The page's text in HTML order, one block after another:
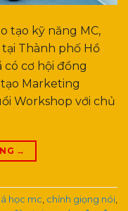
tạo kỹ năng MC,
Thành phố Hồ
có cơ hội đồng
Marketing
Workshop với chủ
→
học mc chỉnh giọng nói